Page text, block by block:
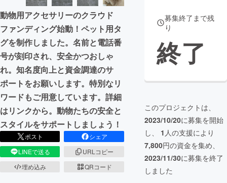
動物用アクセサリーのクラウド
ファンディング始動！ペット用タ
グを制作しました。名前と電話番
号が刻印され、安全かつおしゃ
れ。知名度向上と資金調達のサ
ポートをお願いします。特別なリ
ワードもご用意しています。詳細
はリンクから。動物たちの安全と
スタイルをサポートしましょう！
ポスト
シェア
LINEで送る
URLコピー
埋め込み
QRコード
募集終了まで残
り
終了
このプロジェクトは、
2023/10/20に募集を開始
し、 1 人の支援により
7,800円の資金を集め、
2023/11/30に募集を終了
しました